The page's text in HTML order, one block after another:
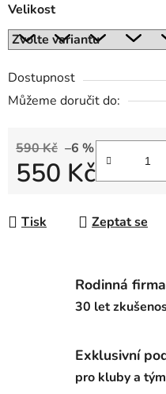
Velikost
Dostupnost
Můžeme doručit do:
590 Kč –6 %
550 Kč
Tisk Zeptat se
Rodinná firma
30 let
Exklusivní
pro kluby a